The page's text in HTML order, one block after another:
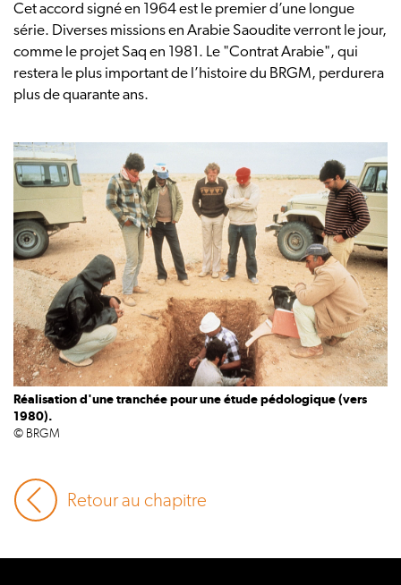
Cet accord signé en 1964 est le premier d’une longue
série. Diverses missions en Arabie Saoudite verront le jour,
comme le projet Saq en 1981. Le "Contrat Arabie", qui
restera le plus important de l’histoire du BRGM, perdurera
plus de quarante ans.
Réalisation d'une tranchée pour une étude pédologique (vers
1980).
© BRGM
Retour au chapitre